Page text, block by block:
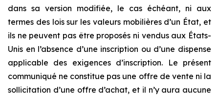
dans sa version modifiée, le cas échéant, ni aux
termes des lois sur les valeurs mobilières d’un État, et
ils ne peuvent pas être proposés ni vendus aux États-
Unis en l’absence d’une inscription ou d’une dispense
applicable des exigences d’inscription. Le présent
communiqué ne constitue pas une offre de vente ni la
sollicitation d’une offre d’achat, et il n’y aura aucune